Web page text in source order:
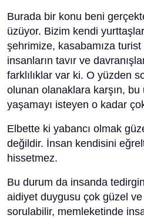
Burada bir konu beni
üzüyor. Bizim kendi
şehrimize, kasabamıza
insanların tavır ve
farklılıklar var ki. O yüzden
olunan olanaklara karşın, bu
yaşamayı isteyen o kadar
Elbette ki yabancı olmak
değildir. İnsan kendisini
hissetmez.
Bu durum da insanda
aidiyet duygusu çok güzel
sorulabilir, memleketinde